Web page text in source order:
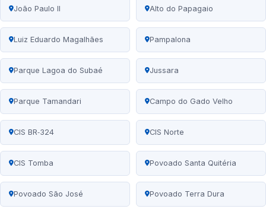
João Paulo II Alto do Papagaio
Luiz Eduardo Magalhães Pampalona
Parque Lagoa do Subaé Jussara
Parque Tamandari Campo do Gado Velho
CIS BR‑324 CIS Norte
CIS Tomba Povoado Santa Quitéria
Povoado São José Povoado Terra Dura